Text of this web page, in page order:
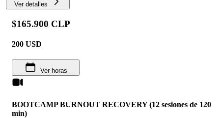
Ver detalles
$165.900 CLP
200 USD
Ver horas
BOOTCAMP BURNOUT RECOVERY (12 sesiones de 120
min)